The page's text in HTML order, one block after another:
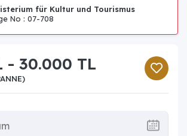
für Kultur und Tourismus
No : 07-708
- 30.000 TL